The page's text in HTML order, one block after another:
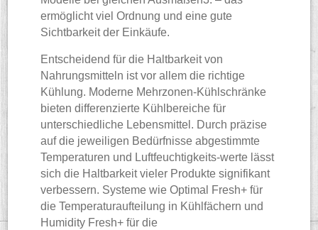
ermöglicht viel Ordnung und eine gute
Sichtbarkeit der Einkäufe.
Entscheidend für die Haltbarkeit von
Nahrungsmitteln ist vor allem die richtige
Kühlung. Moderne Mehrzonen-Kühlschränke
bieten differenzierte Kühlbereiche für
unterschiedliche Lebensmittel. Durch präzise
auf die jeweiligen Bedürfnisse abgestimmte
Temperaturen und Luftfeuchtigkeits-werte lässt
sich die Haltbarkeit vieler Produkte signifikant
verbessern. Systeme wie Optimal Fresh+ für
die Temperaturaufteilung in Kühlfächern und
Humidity Fresh+ für die